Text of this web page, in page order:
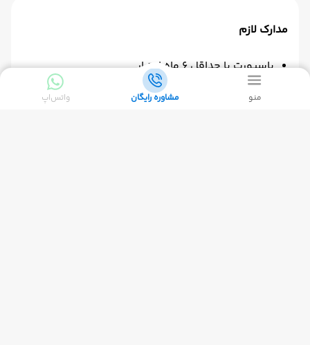
مدارک لازم
پاسپورت با حداقل 6 ماه اعتبار
منو مشاوره رایگان واتس‌اپ